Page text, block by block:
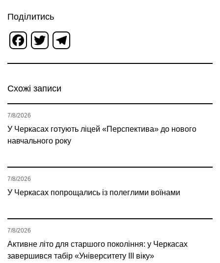
Поділитись
Facebook
Twitter
Схожі записи
У Черкасах готують ліцей «Перспектива» до нового
навчального року
7/8/2026
У Черкасах попрощались із полеглими воїнами
7/8/2026
Активне літо для старшого покоління: у Черкасах
завершився табір «Університету ІІІ віку»
7/8/2026